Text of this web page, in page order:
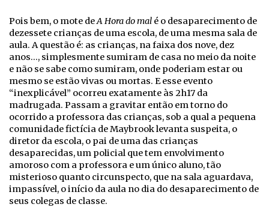
Pois bem, o mote deA Hora do mal é o desaparecimento de
dezessete crianças de uma escola, de uma mesma sala de
aula. A questão é: as crianças, na faixa dos nove, dez
anos…, simplesmente sumiram de casa no meio da noite
e não se sabe como sumiram, onde poderiam estar ou
mesmo se estão vivas ou mortas. E esse evento
“inexplicável” ocorreu exatamente às 2h17 da
madrugada. Passam a gravitar então em torno do
ocorrido a professora das crianças, sob a qual a pequena
comunidade fictícia de Maybrook levanta suspeita, o
diretor da escola, o pai de uma das crianças
desaparecidas, um policial que tem envolvimento
amoroso com a professora e um único aluno, tão
misterioso quanto circunspecto, que na sala aguardava,
impassível, o início da aula no dia do desaparecimento de
seus colegas de classe.